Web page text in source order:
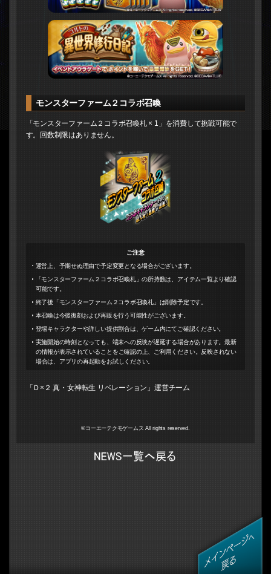
モンスターファーム２コラボ召喚
「モンスターファーム２コラボ召喚札 × 1」を消費して挑戦可能で
す。回数制限はありません。
ご注意
運営上、予期せぬ理由で予定変更となる場合がございます。
「モンスターファーム２コラボ召喚札」の所持数は、アイテム一覧より確認
可能です。
終了後「モンスターファーム２コラボ召喚札」は削除予定です。
本召喚は今後復刻および再販を行う可能性がございます。
登場キャラクターや詳しい提供割合は、ゲーム内にてご確認ください。
実施開始の時刻となっても、端末への反映が遅延する場合があります。最新
の情報が表示されていることをご確認の上、ご利用ください。反映されない
場合は、アプリの再起動をお試しください。
「Ｄ×２ 真・女神転生 リベレーション」運営チーム
©コーエーテクモゲームス All rights reserved.